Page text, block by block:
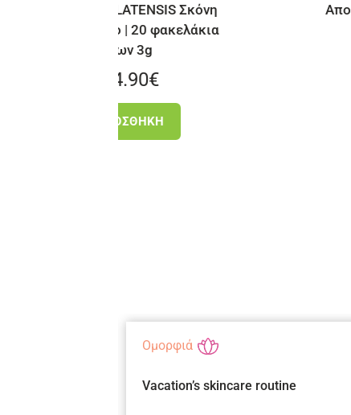
Αποξηραμένα ελληνικά King
Oyster Mushrooms
Ομορφιά
Vacation’s skincare routine